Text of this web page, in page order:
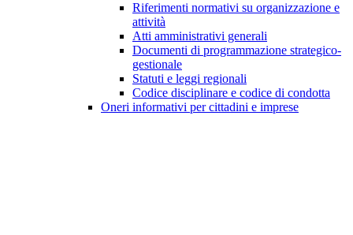
Riferimenti normativi su organizzazione e
attività
Atti amministrativi generali
Documenti di programmazione strategico-
gestionale
Statuti e leggi regionali
Codice disciplinare e codice di condotta
Oneri informativi per cittadini e imprese